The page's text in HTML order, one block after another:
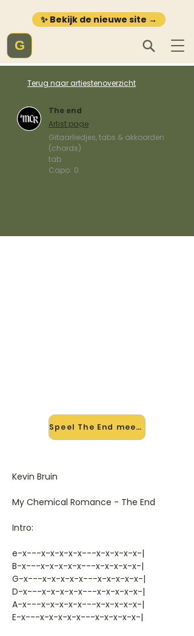
✨ Bekijk de nieuwe site →
G
Terug naar artiestenoverzicht
The end
Artist page
Gitaarliedjes, tabs & akkoorden
(chords)
tab
Capo: 0
Speel The End mee →
Kevin Bruin
My Chemical Romance - The End
Intro:
e-x---x-x-x-x-x---x-x-x-x-x-|
B-x---x-x-x-x-x---x-x-x-x-x-|
G-x---x-x-x-x-x---x-x-x-x-x-|
D-x---x-x-x-x-x---x-x-x-x-x-|
A-x---x-x-x-x-x---x-x-x-x-x-|
E-x---x-x-x-x-x---x-x-x-x-x-|